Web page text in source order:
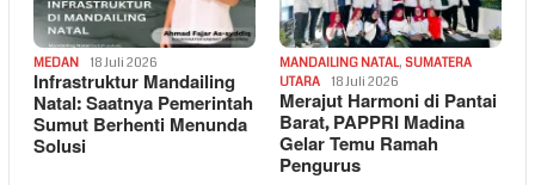
MEDAN 18 Juli 2026
Infrastruktur Mandailing
Natal: Saatnya Pemerintah
Sumut Berhenti Menunda
Solusi
MANDAILING NATAL, SUMATERA
UTARA
18 Juli 2026
Merajut Harmoni di Pantai
Barat, PAPPRI Madina
Gelar Temu Ramah
Pengurus